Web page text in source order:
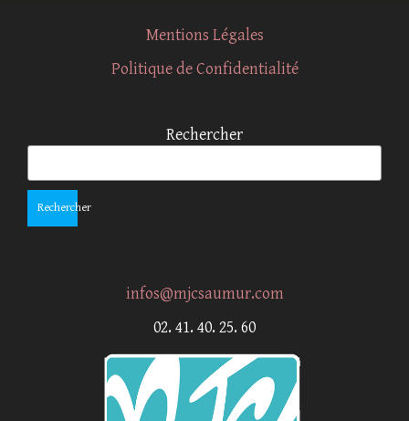
Mentions Légales
Politique de Confidentialité
Rechercher
Rechercher
infos@mjcsaumur.com
02. 41. 40. 25. 60